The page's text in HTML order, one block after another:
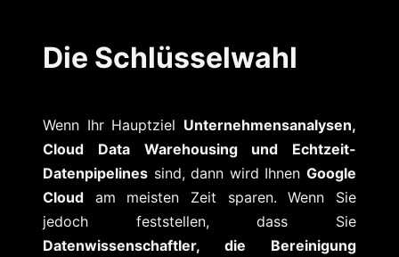
Die Schlüsselwahl
Wenn Ihr Hauptziel Unternehmensanalysen,
Cloud Data Warehousing und Echtzeit-
Datenpipelines sind, dann wird Ihnen Google
Cloud am meisten Zeit sparen. Wenn Sie
jedoch feststellen, dass Sie
Datenwissenschaftler, die Bereinigung